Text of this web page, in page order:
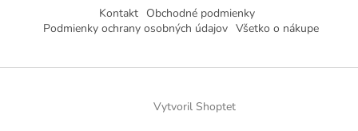
Kontakt Obchodné podmienky
Podmienky ochrany osobných údajov Všetko o nákupe
Vytvoril Shoptet